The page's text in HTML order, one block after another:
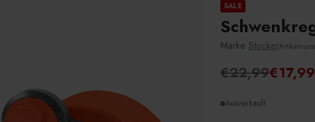
SALE
Marke Stocker
Unverbindliche
€22,99€17,99
Ausverkauft